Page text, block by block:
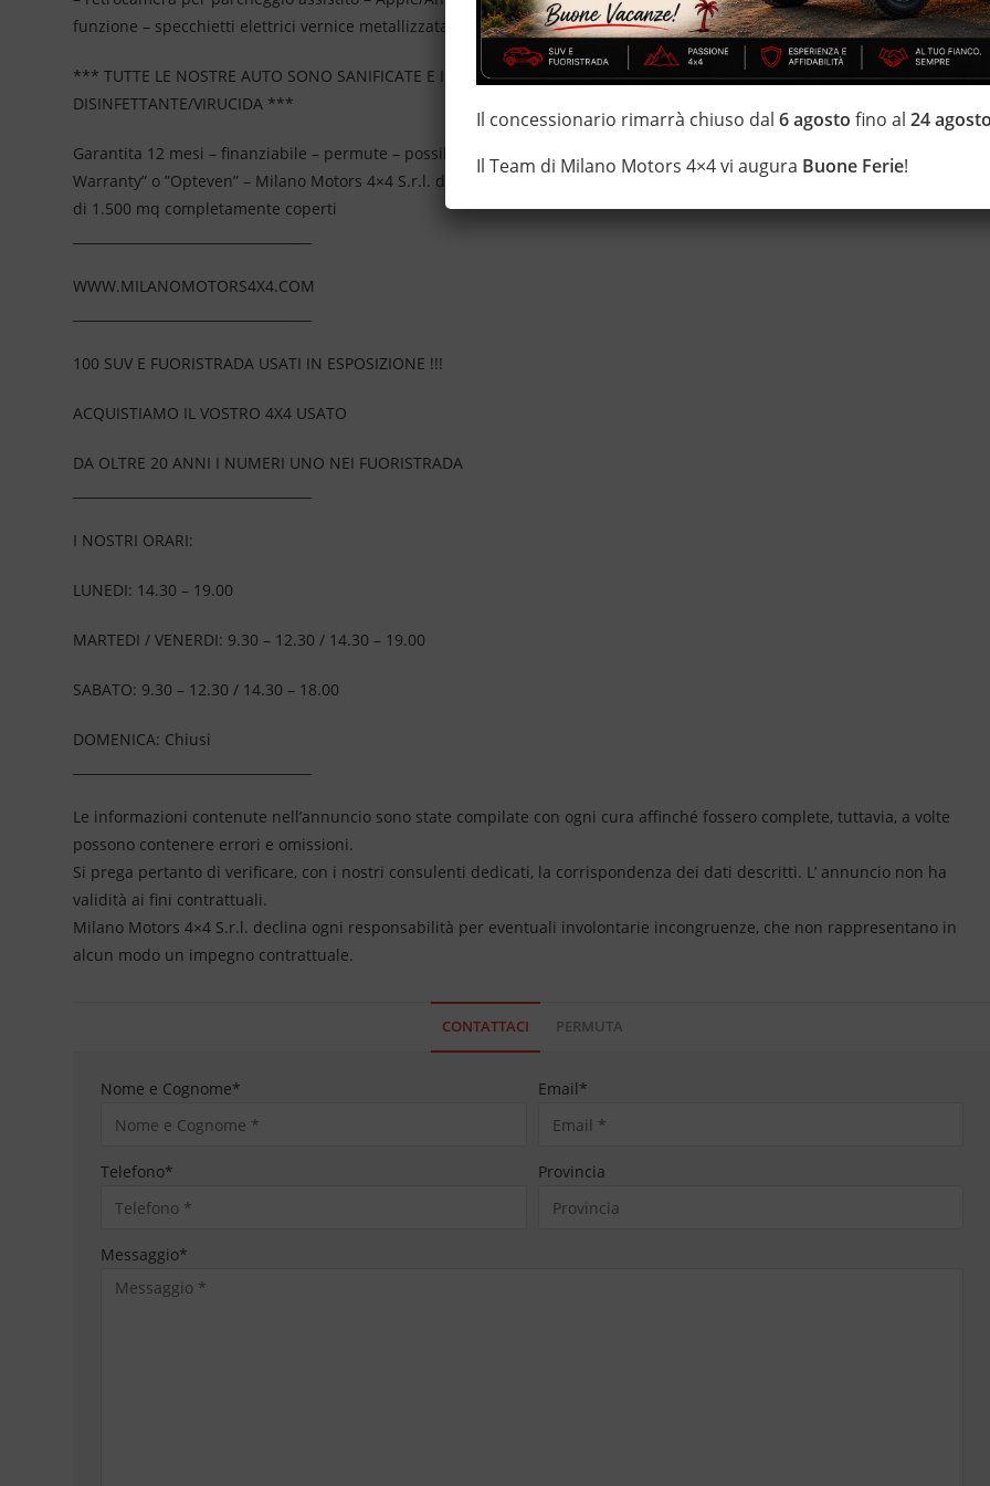
funzione – specchietti elettrici vernice metallizzata
*** TUTTE LE NOSTRE AUTO SONO SANIFICATE E IGIENIZZATE CON TRATTAMENTI DI VAPORE, OZONO E
DISINFETTANTE/VIRUCIDA ***
Garantita 12 mesi – finanziabile – permute – possibilità di estensione della garanzia con i leader del mercato ”Mapfre
Warranty” o ”Opteven” – Milano Motors 4×4 S.r.l. da più di 20 anni Numeri Uno Nei Fuoristrada con un’ esposizione da più
di 1.500 mq completamente coperti
WWW.MILANOMOTORS4X4.COM
100 SUV E FUORISTRADA USATI IN ESPOSIZIONE !!!
ACQUISTIAMO IL VOSTRO 4X4 USATO
DA OLTRE 20 ANNI I NUMERI UNO NEI FUORISTRADA
I NOSTRI ORARI:
LUNEDI: 14.30 – 19.00
MARTEDI / VENERDI: 9.30 – 12.30 / 14.30 – 19.00
SABATO: 9.30 – 12.30 / 14.30 – 18.00
DOMENICA: Chiusi
Le informazioni contenute nell’annuncio sono state compilate con ogni cura affinché fossero complete, tuttavia, a volte
possono contenere errori e omissioni.
Si prega pertanto di verificare, con i nostri consulenti dedicati, la corrispondenza dei dati descritti. L’ annuncio non ha
validità ai fini contrattuali.
Milano Motors 4×4 S.r.l. declina ogni responsabilità per eventuali involontarie incongruenze, che non rappresentano in
alcun modo un impegno contrattuale.
CONTATTACI PERMUTA
Nome e Cognome* Email*
Telefono* Provincia
Messaggio*
Il concessionario rimarrà chiuso dal6 agosto fino al24
Il Team di Milano Motors 4×4 vi augura Buone Ferie!